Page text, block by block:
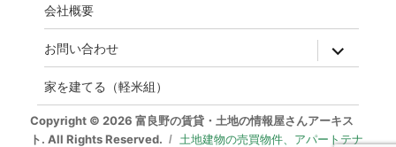
会社概要
お問い合わせ expand
child
menu
家を建てる（軽米組）
Copyright © 2026 富良野の賃貸・土地の情報屋さんアーキス
ト. All Rights Reserved.
土地建物の売買物件、アパートテナ